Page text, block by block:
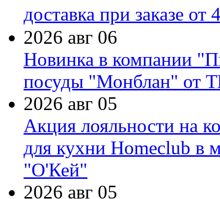
доставка при заказе от
2026 авг 06
Новинка в компании
посуды "Монблан" от
2026 авг 05
Акция лояльности на
для кухни Homeclub в
"О'Кей"
2026 авг 05